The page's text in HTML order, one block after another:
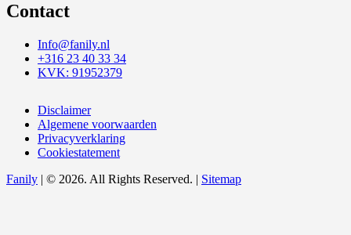
Contact
Info@fanily.nl
+316 23 40 33 34
KVK: 91952379
Disclaimer
Algemene voorwaarden
Privacyverklaring
Cookiestatement
Fanily | © 2026. All Rights Reserved. | Sitemap